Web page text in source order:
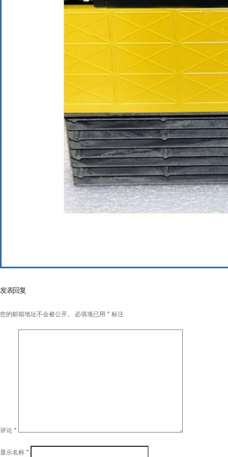
发表回复
您的邮箱地址不会被公开。 必填项已用 * 标注
评论 *
显示名称 *